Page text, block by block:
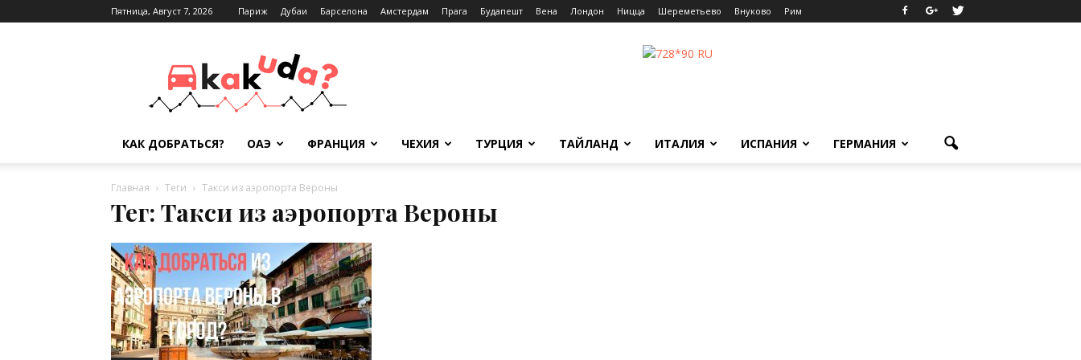
Пятница, Август 7, 2026 Париж Дубаи Барселона Амстердам Прага Будапешт Вена Лондон Ницца Шереметьево Внуково Рим
kuda.info
КАК ДОБРАТЬСЯ? ОАЭ ФРАНЦИЯ ЧЕХИЯ ТУРЦИЯ ТАЙЛАНД ИТАЛИЯ ИСПАНИЯ ГЕРМАНИЯ
Главная Теги Такси из аэропорта Вероны
Тег: Такси из аэропорта Вероны